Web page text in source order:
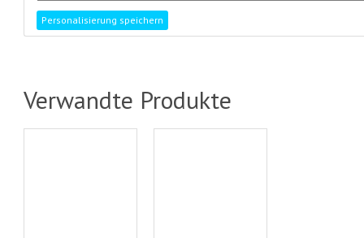
Verwandte Produkte